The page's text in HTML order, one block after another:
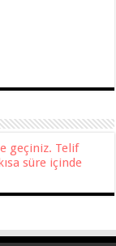
geçiniz. Telif
süre içinde